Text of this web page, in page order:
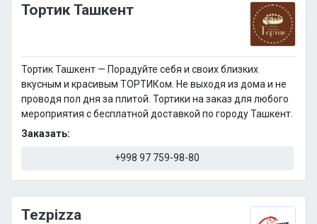
Тортик Ташкент
Тортик Ташкент — Порадуйте себя и своих близких
вкусным и красивым ТОРТИКом. Не выходя из дома и не
проводя пол дня за плитой. Тортики на заказ для любого
мероприятия с бесплатной доставкой по городу Ташкент.
Заказать:
+998 97 759-98-80
Tezpizza